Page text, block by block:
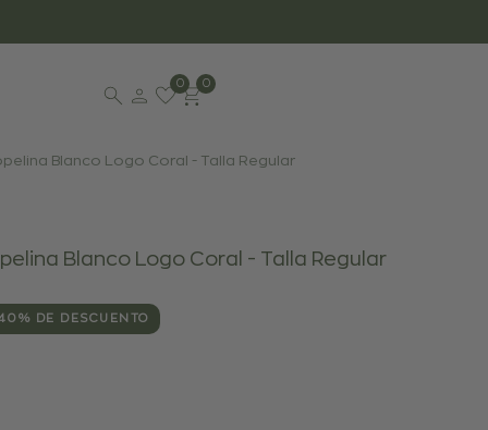
0 0
Blanco Logo Coral - Talla Regular
Blanco Logo Coral - Talla Regular
% DE DESCUENTO